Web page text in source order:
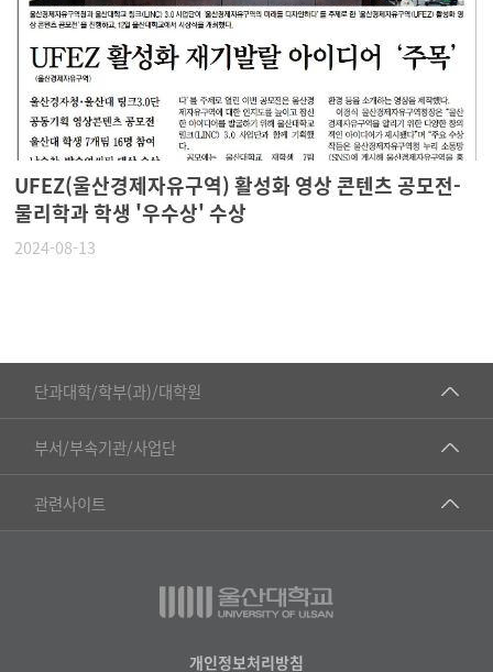
UFEZ(울산경제자유구역) 활성화 영상 콘텐츠 공모전-
물리학과 학생 '우수상' 수상
2024-08-13
단과대학/학부(과)/대학원
■인문대학
▷국어국문학부
▷일본어·일본학과
▷프랑스어·프랑스학과
부서/부속기관/사업단
공동기기센터
공학교육혁신센터
관련사이트
건강가정지원센터
교수협의회
개인정보처리방침